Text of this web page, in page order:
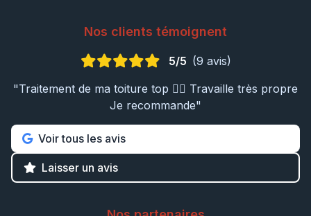
Nos clients témoignent
5/5 (9 avis)
"Traitement de ma toiture top 👍🏼 Travaille très propre
Je recommande"
Voir tous les avis
Laisser un avis